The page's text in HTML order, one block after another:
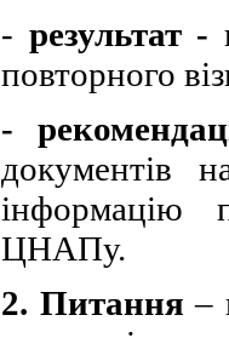
- результат-
повторного
-
документів
інформацію
ЦНАПу.
2. Питання –